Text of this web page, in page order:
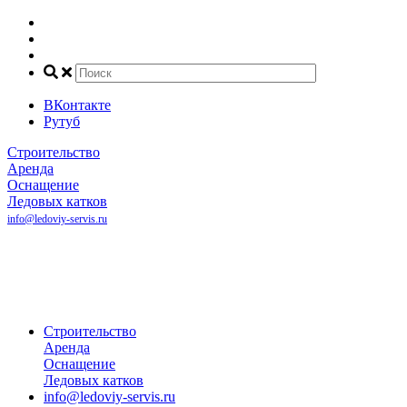
ВКонтакте
Рутуб
Строительство
Аренда
Оснащение
Ледовых катков
info@ledoviy-servis.ru
Строительство
Аренда
Оснащение
Ледовых катков
info@ledoviy-servis.ru